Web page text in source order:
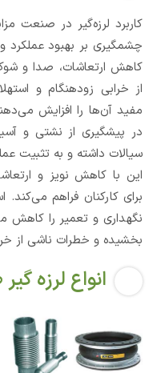
کاربرد لرزه‌گیر در صنعت
چشمگیری بر بهبود عملکرد و
کاهش ارتعاشات، صدا و
از خرابی زودهنگام و
مفید آن‌ها را افزایش
در پیشگیری از نشتی و
سیالات داشته و به تثبیت
این با کاهش نویز و
برای کارکنان فراهم می‌کند.
نگهداری و تعمیر را کاهش
بخشیده و خطرات ناشی از
انواع لرزه